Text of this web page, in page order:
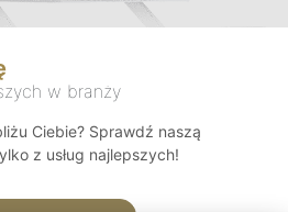
w branży
Ciebie? Sprawdź naszą
z usług najlepszych!